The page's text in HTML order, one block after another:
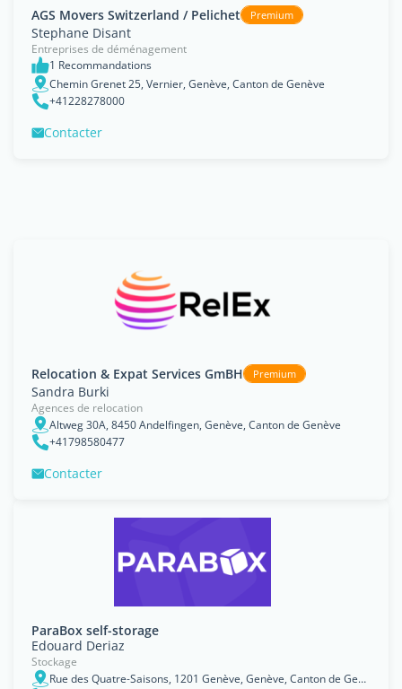
AGS Movers Switzerland / Pelichet Premium
Stephane Disant
Entreprises de déménagement
1 Recommandations
Chemin Grenet 25, Vernier, Genève, Canton de Genève
+41228278000
Contacter
Relocation & Expat Services GmBH Premium
Sandra Burki
Agences de relocation
Altweg 30A, 8450 Andelfingen, Genève, Canton de Genève
+41798580477
Contacter
ParaBox self-storage
Edouard Deriaz
Stockage
Rue des Quatre-Saisons, 1201 Genève, Genève, Canton de Genève